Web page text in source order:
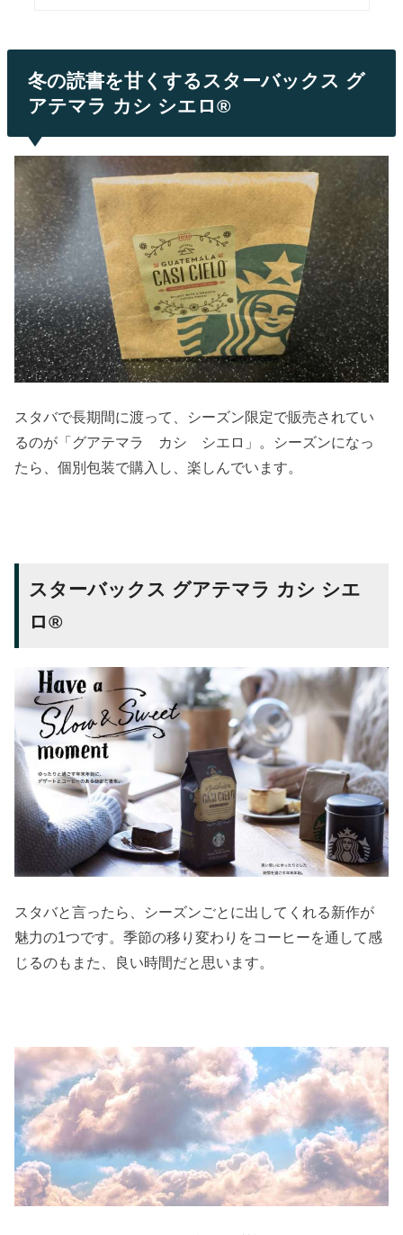
冬の読書を甘くするスターバックス グ
アテマラ カシ シエロ®
スタバで長期間に渡って、シーズン限定で販売されてい
るのが「グアテマラ カシ シエロ」。シーズンになっ
たら、個別包装で購入し、楽しんでいます。
スターバックス グアテマラ カシ シエ
ロ®
スタバと言ったら、シーズンごとに出してくれる新作が
魅力の1つです。季節の移り変わりをコーヒーを通して感
じるのもまた、良い時間だと思います。